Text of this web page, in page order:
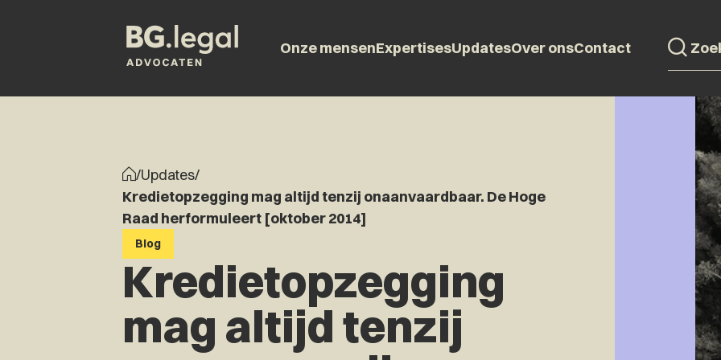
Onze mensenExpertisesUpdatesOver onsContact
/Updates/
Kredietopzegging mag altijd tenzij onaanvaardbaar. De Hoge
Raad herformuleert [oktober 2014]
Blog
Kredietopzegging
mag altijd tenzij